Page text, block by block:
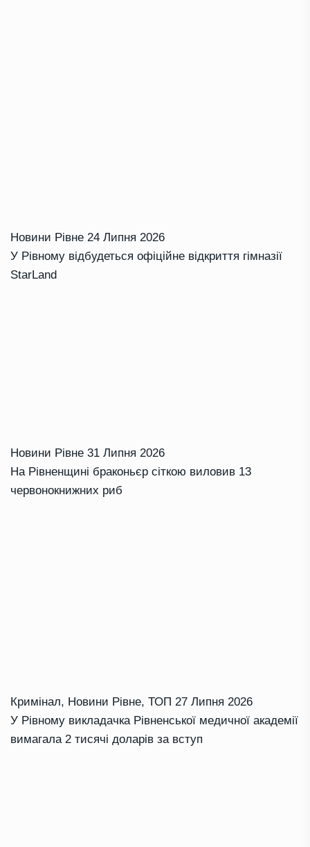
Новини Рівне 24 Липня 2026
У Рівному відбудеться офіційне відкриття гімназії
StarLand
Новини Рівне 31 Липня 2026
На Рівненщині браконьєр сіткою виловив 13
червонокнижних риб
Кримінал, Новини Рівне, ТОП 27 Липня 2026
У Рівному викладачка Рівненської медичної академії
вимагала 2 тисячі доларів за вступ